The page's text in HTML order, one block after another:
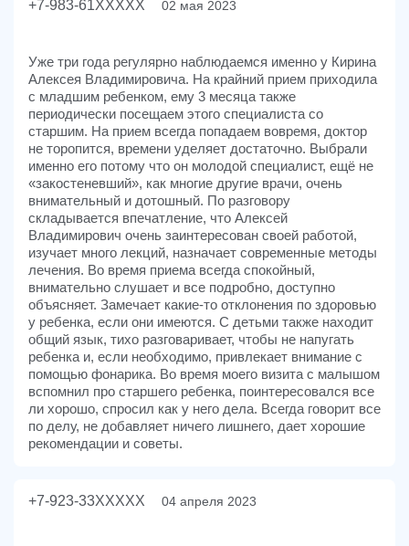
+7-983-61XXXXX 02 мая 2023
Уже три года регулярно наблюдаемся именно у Кирина
Алексея Владимировича. На крайний прием приходила
с младшим ребенком, ему 3 месяца также
периодически посещаем этого специалиста со
старшим. На прием всегда попадаем вовремя, доктор
не торопится, времени уделяет достаточно. Выбрали
именно его потому что он молодой специалист, ещё не
«закостеневший», как многие другие врачи, очень
внимательный и дотошный. По разговору
складывается впечатление, что Алексей
Владимирович очень заинтересован своей работой,
изучает много лекций, назначает современные методы
лечения. Во время приема всегда спокойный,
внимательно слушает и все подробно, доступно
объясняет. Замечает какие-то отклонения по здоровью
у ребенка, если они имеются. С детьми также находит
общий язык, тихо разговаривает, чтобы не напугать
ребенка и, если необходимо, привлекает внимание с
помощью фонарика. Во время моего визита с малышом
вспомнил про старшего ребенка, поинтересовался все
ли хорошо, спросил как у него дела. Всегда говорит все
по делу, не добавляет ничего лишнего, дает хорошие
рекомендации и советы.
+7-923-33XXXXX 04 апреля 2023